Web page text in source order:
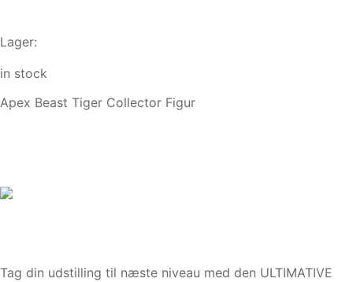
Lager:
in stock
Apex Beast Tiger Collector Figur
Tag din udstilling til næste niveau med den ULTIMATIVE